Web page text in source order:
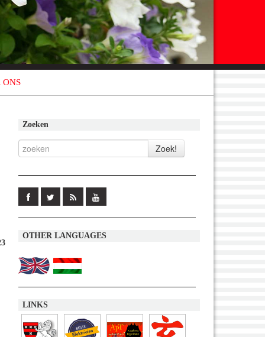
ONS
Zoeken
OTHER LANGUAGES
LINKS